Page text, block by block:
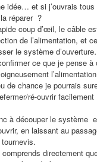
idée… et si j’ouvrais
réparer ?
coup d’œil, le câble
de l’alimentation, et
le système
ce que je pense
de chance je pourrais
ré-ouvrir
à découper le système
en laissant au
directement